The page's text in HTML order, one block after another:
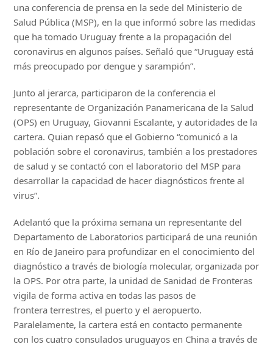
una conferencia de prensa en la sede del Ministerio de
Salud Pública (MSP), en la que informó sobre las medidas
que ha tomado Uruguay frente a la propagación del
coronavirus en algunos países. Señaló que “Uruguay está
más preocupado por dengue y sarampión”.
Junto al jerarca, participaron de la conferencia el
representante de Organización Panamericana de la Salud
(OPS) en Uruguay, Giovanni Escalante, y autoridades de la
cartera. Quian repasó que el Gobierno “comunicó a la
población sobre el coronavirus, también a los prestadores
de salud y se contactó con el laboratorio del MSP para
desarrollar la capacidad de hacer diagnósticos frente al
virus”.
Adelantó que la próxima semana un representante del
Departamento de Laboratorios participará de una reunión
en Río de Janeiro para profundizar en el conocimiento del
diagnóstico a través de biología molecular, organizada por
la OPS. Por otra parte, la unidad de Sanidad de Fronteras
vigila de forma activa en todas las pasos de
frontera terrestres, el puerto y el aeropuerto.
Paralelamente, la cartera está en contacto permanente
con los cuatro consulados uruguayos en China a través de